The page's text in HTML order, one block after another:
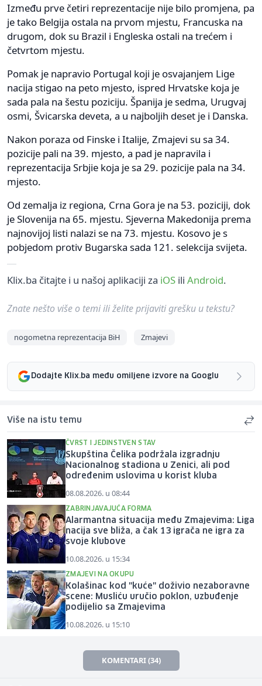
Između prve četiri reprezentacije nije bilo promjena, pa
je tako Belgija ostala na prvom mjestu, Francuska na
drugom, dok su Brazil i Engleska ostali na trećem i
četvrtom mjestu.
Pomak je napravio Portugal koji je osvajanjem Lige
nacija stigao na peto mjesto, ispred Hrvatske koja je
sada pala na šestu poziciju. Španija je sedma, Urugvaj
osmi, Švicarska deveta, a u najboljih deset je i Danska.
Nakon poraza od Finske i Italije, Zmajevi su sa 34.
pozicije pali na 39. mjesto, a pad je napravila i
reprezentacija Srbjie koja je sa 29. pozicije pala na 34.
mjesto.
Od zemalja iz regiona, Crna Gora je na 53. poziciji, dok
je Slovenija na 65. mjestu. Sjeverna Makedonija prema
najnovijoj listi nalazi se na 73. mjestu. Kosovo je s
pobjedom protiv Bugarska sada 121. selekcija svijeta.
Klix.ba čitajte i u našoj aplikaciji za iOS ili Android.
Znate nešto više o temi ili želite prijaviti grešku u tekstu?
nogometna reprezentacija BiH Zmajevi
Dodajte Klix.ba među omiljene izvore na Googlu
Više na istu temu
ČVRST I JEDINSTVEN STAV
Skupština Čelika podržala izgradnju
Nacionalnog stadiona u Zenici, ali pod
određenim uslovima u korist kluba
08.08.2026. u 08:44
ZABRINJAVAJUĆA FORMA
Alarmantna situacija među Zmajevima: Liga
nacija sve bliža, a čak 13 igrača ne igra za
svoje klubove
10.08.2026. u 15:34
ZMAJEVI NA OKUPU
Kolašinac kod "kuće" doživio nezaboravne
scene: Musliću uručio poklon, uzbuđenje
podijelio sa Zmajevima
10.08.2026. u 15:10
KOMENTARI (34)